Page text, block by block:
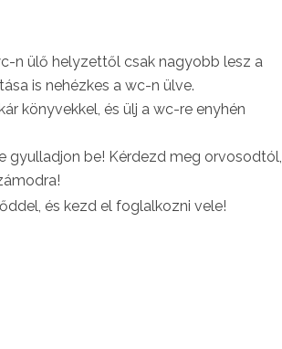
n ülő helyzettől csak nagyobb lesz a
is nehézkes a wc-n ülve.
könyvekkel, és ülj a wc-re enyhén
gyulladjon be! Kérdezd meg orvosodtól,
és kezd el foglalkozni vele!